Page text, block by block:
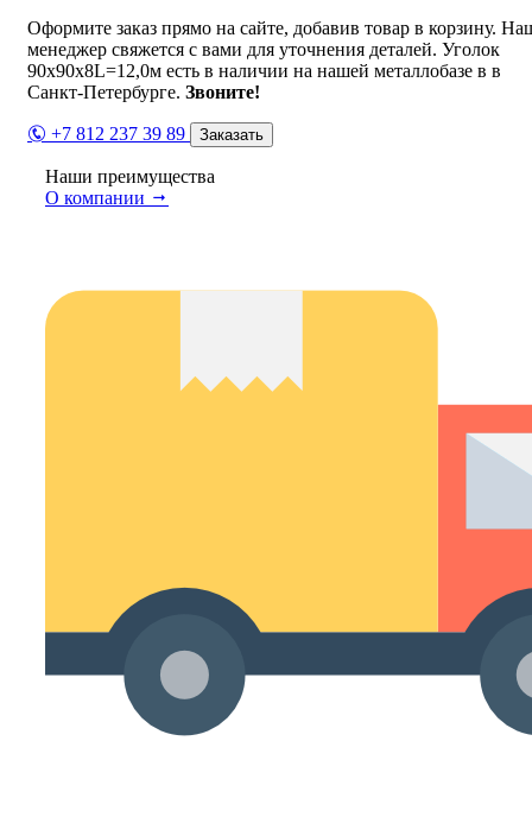
Оформите заказ прямо на сайте, добавив товар в корзину.
менеджер свяжется с вами для уточнения деталей. Уголок
90х90х8L=12,0м есть в наличии на нашей металлобазе в в
Санкт-Петербурге. Звоните!
+7 812 237 39 89 Заказать
Наши преимущества
О компании